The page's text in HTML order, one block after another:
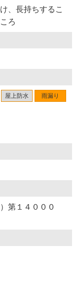
、長持ちするこ
ろ
屋上防水 雨漏り
第１４０００